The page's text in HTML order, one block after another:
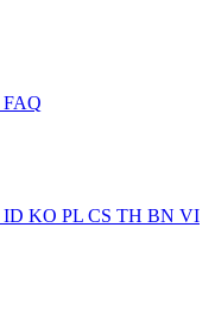
FAQ
ID KO PL CS TH BN VI